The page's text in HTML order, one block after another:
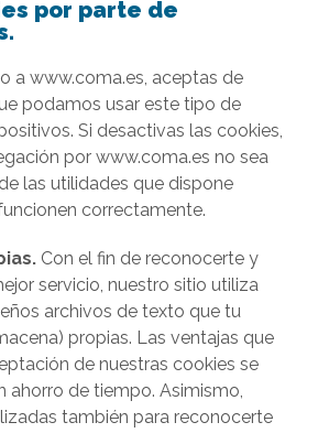
por parte de
a www.coma.es, aceptas de
podamos usar este tipo de
Si desactivas las cookies,
por www.coma.es no sea
las utilidades que dispone
correctamente.
Con el fin de reconocerte y
servicio, nuestro sitio utiliza
archivos de texto que tu
propias. Las ventajas que
de nuestras cookies se
ahorro de tiempo. Asimismo,
también para reconocerte